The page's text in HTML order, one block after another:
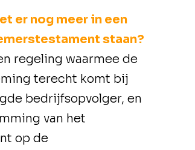
er nog meer in een
staan?
regeling waarmee de
terecht komt bij
bedrijfsopvolger, en
van het
op de